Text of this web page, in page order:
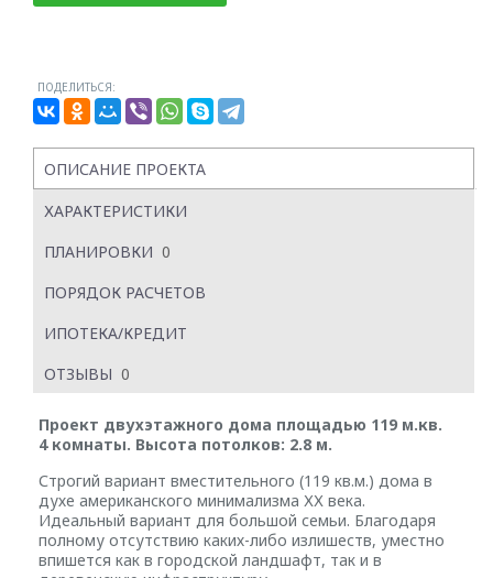
ПОДЕЛИТЬСЯ:
ОПИСАНИЕ ПРОЕКТА
ХАРАКТЕРИСТИКИ
ПЛАНИРОВКИ 0
ПОРЯДОК РАСЧЕТОВ
ИПОТЕКА/КРЕДИТ
ОТЗЫВЫ 0
Проект двухэтажного дома площадью 119 м.кв.
4 комнаты. Высота потолков: 2.8 м.
Строгий вариант вместительного (119 кв.м.) дома в
духе американского минимализма ХХ века.
Идеальный вариант для большой семьи. Благодаря
полному отсутствию каких-либо излишеств, уместно
впишется как в городской ландшафт, так и в